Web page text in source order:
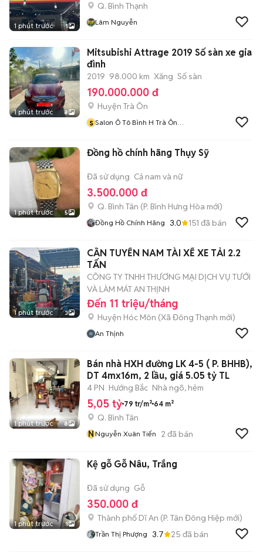
1 phút trước 1
Q. Bình Thạnh
Lâm Nguyễn
1 phút trước 8
Mitsubishi Attrage 2019 Số sàn xe gia
đình
2019 98.000 km Xăng Số sàn
190.000.000 đ
Huyện Trà Ôn
s Salon Ô Tô Bình H Trà Ôn
1 phút trước 5
Đồng hồ chính hãng Thụy Sỹ
Đã sử dụng Cả nam và nữ
3.500.000 đ
Q. Bình Tân (P. Bình Hưng Hòa mới)
Đồng Hồ Chính Hãng 3.0 151 đã bán
1 phút trước 3
CẦN TUYỂN NAM TÀI XẾ XE TẢI 2.2
TẤN
CÔNG TY TNHH THƯƠNG MẠI DỊCH VỤ TƯỚI
VÀ LÀM MÁT AN THỊNH
Đến 11 triệu/tháng
Huyện Hóc Môn (Xã Đông Thạnh mới)
An Thịnh
1 phút trước 8
Bán nhà HXH đường LK 4-5 ( P. BHHB),
DT 4mx16m, 2 lầu, giá 5.05 tỷ TL
4 PN Hướng Bắc Nhà ngõ, hẻm
5,05 tỷ 79 tr/m² 64 m²
Q. Bình Tân
NNguyễn Xuân Tiến 2 đã bán
1 phút trước 1
Kệ gỗ Gỗ Nâu, Trắng
Đã sử dụng Gỗ
350.000 đ
Thành phố Dĩ An (P. Tân Đông Hiệp mới)
Trần Thị Phượng 3.7 25 đã bán